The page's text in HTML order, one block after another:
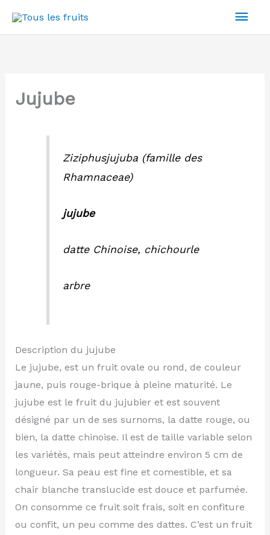
Jujube
Ziziphusjujuba(famille des
Rhamnaceae)
jujube
datte Chinoise, chichourle
arbre
Description du jujube
Le jujube, est un fruit ovale ou rond, de couleur
jaune, puis rouge-brique à pleine maturité. Le
jujube est le fruit du jujubier et est souvent
désigné par un de ses surnoms, la datte rouge, ou
bien, la datte chinoise. Il est de taille variable selon
les variétés, mais peut atteindre environ 5 cm de
longueur. Sa peau est fine et comestible, et sa
chair blanche translucide est douce et parfumée.
On consomme ce fruit soit frais, soit en confiture
ou confit, un peu comme des dattes. C’est un fruit